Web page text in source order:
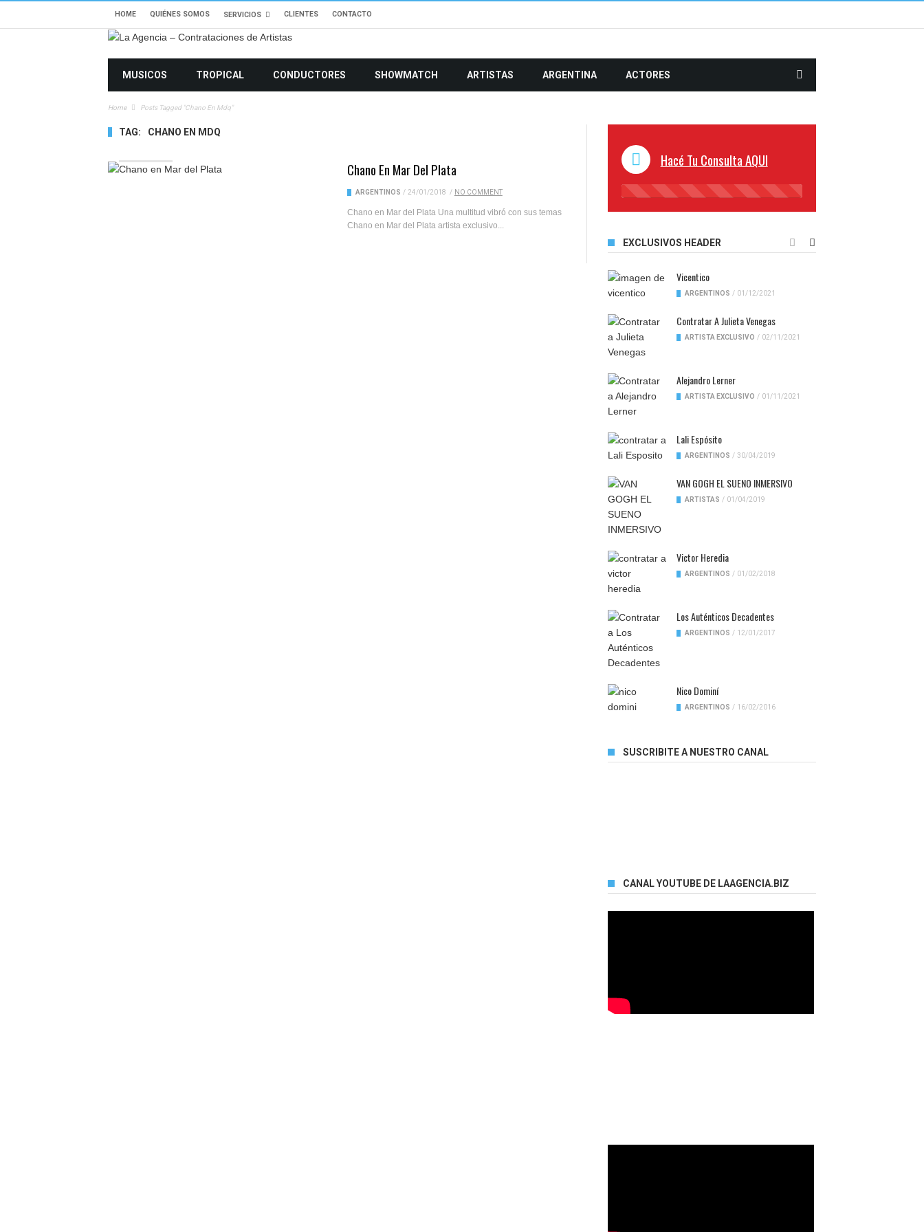
HOME QUIÉNES SOMOS SERVICIOS CLIENTES CONTACTO
MUSICOS TROPICAL CONDUCTORES SHOWMATCH ARTISTAS ARGENTINA ACTORES
Home Posts Tagged "chano En Mdq"
TAG: CHANO EN MDQ
Chano En Mar Del Plata
ARGENTINOS / 24/01/2018 / NO COMMENT
Chano en Mar del Plata Una multitud vibró con sus temas
Chano en Mar del Plata artista exclusivo...
Hacé Tu Consulta AQUI
45%
EXCLUSIVOS HEADER
Vicentico
ARGENTINOS / 01/12/2021
Contratar A Julieta Venegas
ARTISTA EXCLUSIVO / 02/11/2021
Alejandro Lerner
ARTISTA EXCLUSIVO / 01/11/2021
Lali Espósito
ARGENTINOS / 30/04/2019
VAN GOGH EL SUENO INMERSIVO
ARTISTAS / 01/04/2019
Victor Heredia
ARGENTINOS / 01/02/2018
Los Auténticos Decadentes
ARGENTINOS / 12/01/2017
Nico Dominí
ARGENTINOS / 16/02/2016
SUSCRIBITE A NUESTRO CANAL
CANAL YOUTUBE DE LAAGENCIA.BIZ